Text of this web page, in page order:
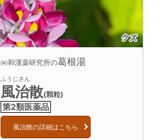
㈱和漢薬研究所の葛根湯
ふうじさん
風治散(顆粒)
風治散の詳細はこちら